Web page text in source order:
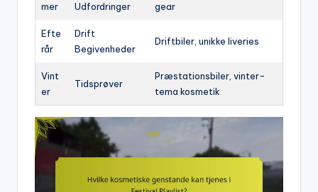
mer
Udfordringer
gear
Efte
rår
Drift
Begivenheder
Driftbiler, unikke liveries
Vint
er
Tidsprøver
Præstationsbiler, vinter-
tema kosmetik